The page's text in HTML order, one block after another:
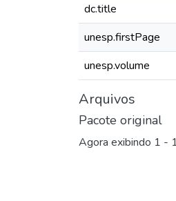
dc.title
unesp.firstPage
unesp.volume
Arquivos
Pacote original
Agora exibindo 1 -